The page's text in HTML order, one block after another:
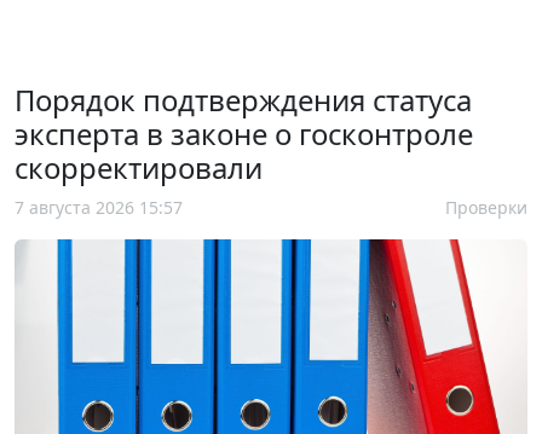
Порядок подтверждения статуса
эксперта в законе о госконтроле
скорректировали
7 августа 2026 15:57 Проверки